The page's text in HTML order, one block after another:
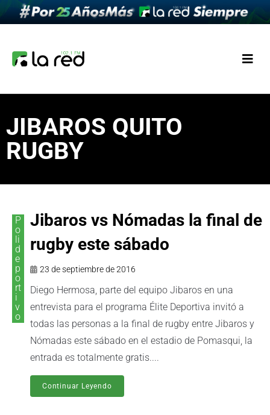
JIBAROS QUITO
RUGBY
P
o
li
d
e
p
o
rt
i
v
o
Jibaros vs Nómadas la final de
rugby este sábado
23 de septiembre de 2016
Diego Hermosa, parte del equipo Jibaros en una
entrevista para el programa Élite Deportiva invitó a
todas las personas a la final de rugby entre Jibaros y
Nómadas este sábado en el estadio de Pomasqui, la
entrada es totalmente gratis....
Continuar Leyendo